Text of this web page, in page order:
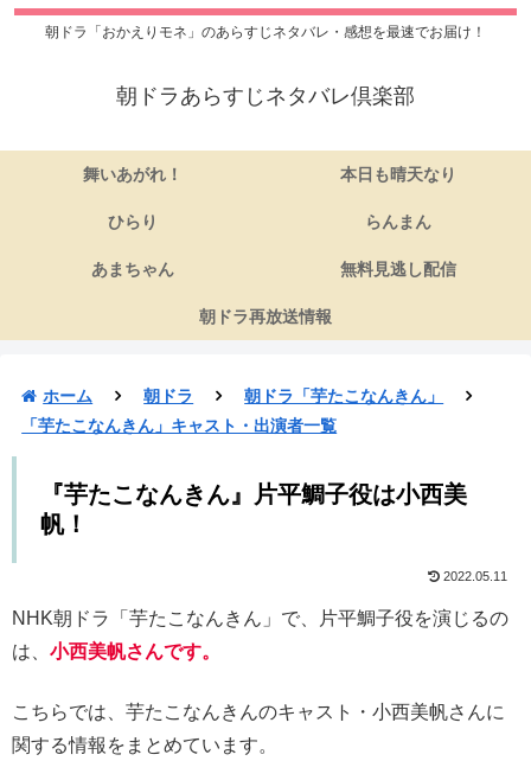
朝ドラ「おかえりモネ」のあらすじネタバレ・感想を最速でお届け！
朝ドラあらすじネタバレ倶楽部
舞いあがれ！ 本日も晴天なり
ひらり らんまん
あまちゃん 無料見逃し配信
朝ドラ再放送情報
ホーム 朝ドラ
朝ドラ「芋たこなんきん」
「芋たこなんきん」キャスト・出演者一覧
『芋たこなんきん』片平鯛子役は小西美
帆！
2022.05.11
NHK朝ドラ「芋たこなんきん」で、片平鯛子役を演じるの
は、 小西美帆さんです。
こちらでは、芋たこなんきんのキャスト・小西美帆さんに
関する情報をまとめています。